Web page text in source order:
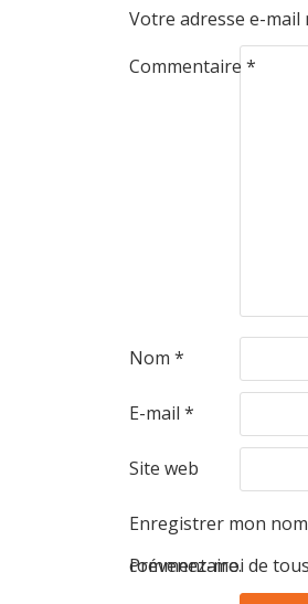
Votre adresse e-mail
Commentaire *
Nom *
E-mail *
Site web
Enregistrer mon
commentaire.
Prévenez-moi de